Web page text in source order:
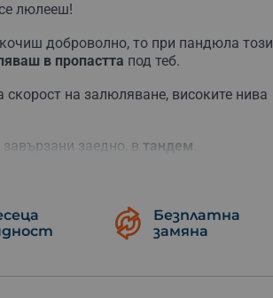
люлееш!
доброволно, то при пандюла този
в пропастта под теб.
на залюляване, високите нива
заедно, в тандем
подробен
Безплатна
замяна